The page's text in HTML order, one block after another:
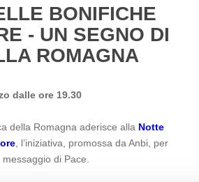
BONIFICHE
- UN SEGNO DI
ROMAGNA
dalle ore 19.30
della Romagna aderisce alla Notte
, l’iniziativa, promossa da Anbi, per
di Pace.